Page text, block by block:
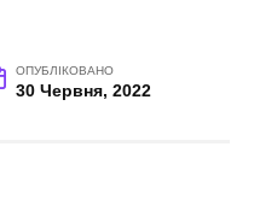
ОПУБЛІКОВАНО
30 Червня, 2022